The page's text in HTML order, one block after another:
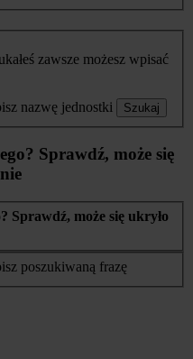
zawsze możesz wpisać
nazwę jednostki Szukaj
Sprawdź, może się
Sprawdź, może się ukryło
poszukiwaną frazę